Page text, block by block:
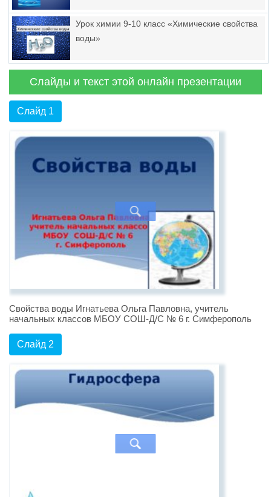
Урок химии 9-10 класс «Химические свойства
воды»
Слайды и текст этой онлайн презентации
Слайд 1
Свойства воды Игнатьева Ольга Павловна, учитель
начальных классов МБОУ СОШ-Д/С № 6 г. Симферополь
Слайд 2